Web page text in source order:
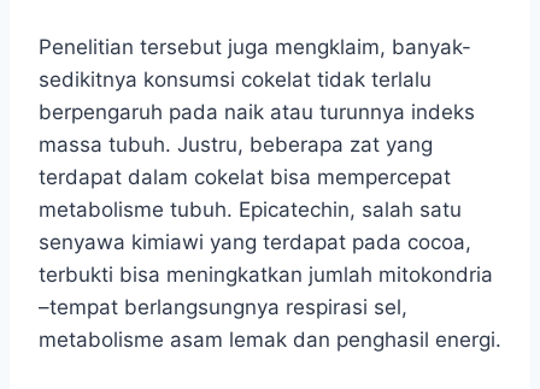
Penelitian tersebut juga mengklaim, banyak-
sedikitnya konsumsi cokelat tidak terlalu
berpengaruh pada naik atau turunnya indeks
massa tubuh. Justru, beberapa zat yang
terdapat dalam cokelat bisa mempercepat
metabolisme tubuh. Epicatechin, salah satu
senyawa kimiawi yang terdapat pada cocoa,
terbukti bisa meningkatkan jumlah mitokondria
–tempat berlangsungnya respirasi sel,
metabolisme asam lemak dan penghasil energi.